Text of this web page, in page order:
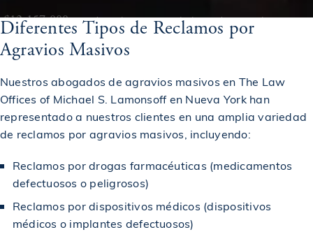
$12,000,000 Acuerdo en un caso de accidente de construcción
$11,000,000
Veredicto otorgado a una víctima de un accidente de
$9,000,000 Otorgado a una víctima de asalto municipal
$7,000,000 Otorgado en un caso de accidente de construcción
Diferentes Tipos de Reclamos por
Agravios Masivos
Nuestros abogados de agravios masivos en The Law
Offices of Michael S. Lamonsoff en Nueva York han
representado a nuestros clientes en una amplia variedad
de reclamos por agravios masivos, incluyendo:
Reclamos por drogas farmacéuticas (medicamentos
defectuosos o peligrosos)
Reclamos por dispositivos médicos (dispositivos
médicos o implantes defectuosos)